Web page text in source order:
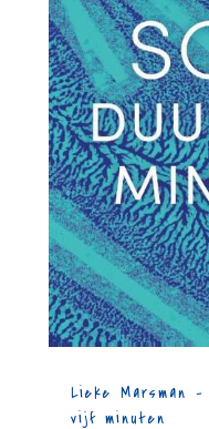
Lieke Marsman
vijf minuten